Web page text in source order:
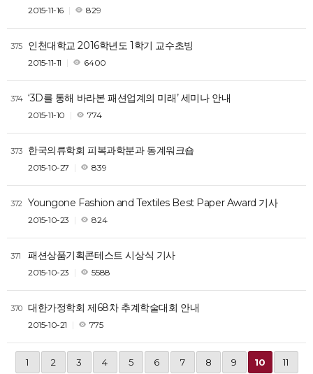
2015-11-16 829
375 인천대학교 2016학년도 1학기 교수초빙
2015-11-11 6400
374 ‘3D를 통해 바라본 패션업계의 미래’ 세미나 안내
2015-11-10 774
373 한국의류학회 피복과학분과 동계워크숍
2015-10-27 839
372 Youngone Fashion and Textiles Best Paper Award 기사
2015-10-23 824
371 패션상품기획콘테스트 시상식 기사
2015-10-23 5588
370 대한가정학회 제68차 추계학술대회 안내
2015-10-21 775
1 2 3 4 5 6 7 8 9 10 11